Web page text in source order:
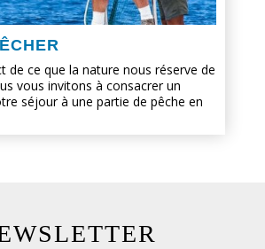
de ce que la nature nous réserve de
vous invitons à consacrer un
séjour à une partie de pêche en